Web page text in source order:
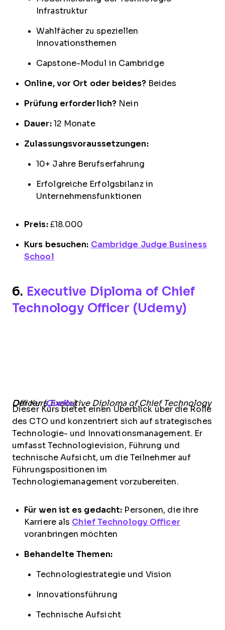
Infrastruktur
Wahlfächer zu speziellen
Innovationsthemen
Capstone-Modul in Cambridge
Online, vor Ort oder beides?Beides
Prüfung erforderlich? Nein
Dauer:12 Monate
Zulassungsvoraussetzungen:
10+ Jahre Berufserfahrung
Erfolgreiche Erfolgsbilanz in
Unternehmensfunktionen
Preis:£18.000
Kurs besuchen: Cambridge Judge Business
School
6. Executive Diploma of Chief
Technology Officer (Udemy)
Der Kurs Executive Diploma of Chief Technology Officer (Quelle)
Dieser Kurs bietet einen Überblick über die Rolle
des CTO und konzentriert sich auf strategisches
Technologie- und Innovationsmanagement. Er
umfasst Technologievision, Führung und
technische Aufsicht, um die Teilnehmer auf
Führungspositionen im
Technologiemanagement vorzubereiten.
Für wen ist es gedacht: Personen, die ihre
Karriere als Chief Technology Officer
voranbringen möchten
Behandelte Themen:
Technologiestrategie und Vision
Innovationsführung
Technische Aufsicht